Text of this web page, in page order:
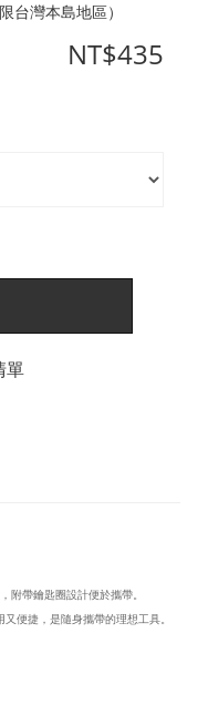
台灣本島地區）
NT$435
單
附帶鑰匙圈設計便於攜帶。
便捷，是隨身攜帶的理想工具。